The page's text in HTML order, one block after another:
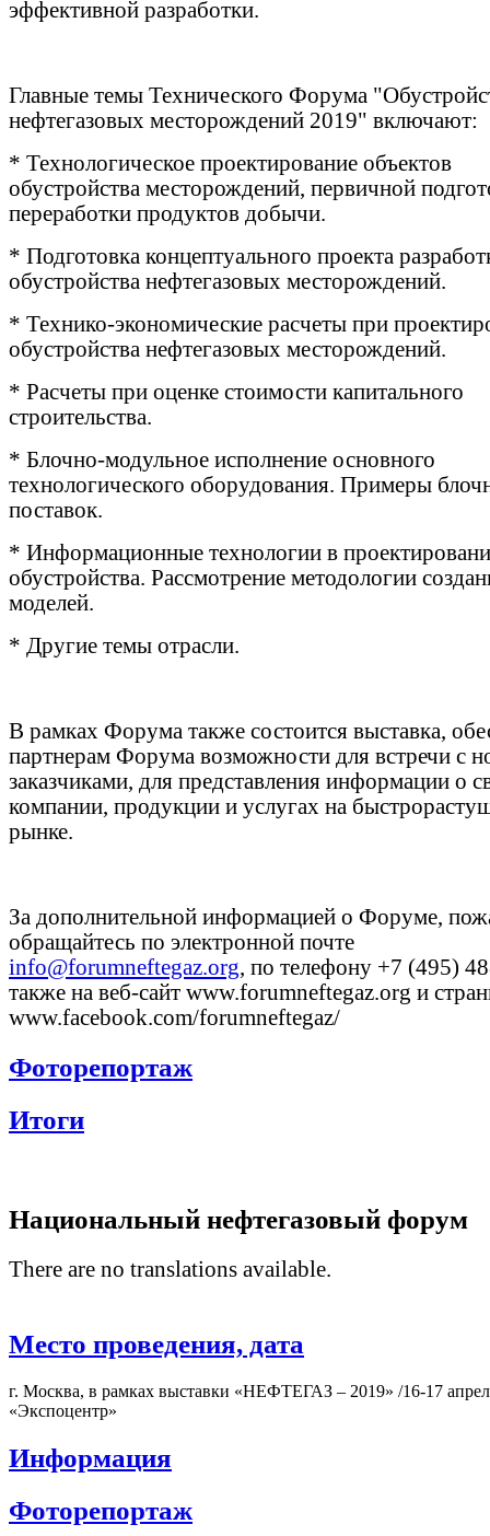
эффективной разработки.
Главные темы Технического Форума
нефтегазовых месторождений 2019" включают:
* Технологическое проектирование объектов
обустройства месторождений, первичной
переработки продуктов добычи.
* Подготовка концептуального проекта
обустройства нефтегазовых месторождений.
* Технико-экономические расчеты при
обустройства нефтегазовых месторождений.
* Расчеты при оценке стоимости капитального
строительства.
* Блочно-модульное исполнение основного
технологического оборудования. Примеры
поставок.
* Информационные технологии в
обустройства. Рассмотрение методологии
моделей.
* Другие темы отрасли.
В рамках Форума также состоится выставка,
партнерам Форума возможности для встречи с
заказчиками, для представления информации о
компании, продукции и услугах на
рынке.
За дополнительной информацией о Форуме,
обращайтесь по электронной почте
info@forumneftegaz.org, по телефону +7 (495)
также на веб-сайт www.forumneftegaz.org и
www.facebook.com/forumneftegaz/
Фоторепортаж
Итоги
Национальный нефтегазовый форум
There are no translations available.
Место проведения, дата
г. Москва, в рамках выставки «НЕФТЕГАЗ – 2019» /16-17
«Экспоцентр»
Информация
Фоторепортаж